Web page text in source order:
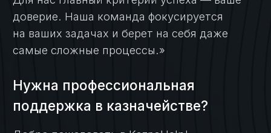
Кейс №2
платежного
и раздельный учет